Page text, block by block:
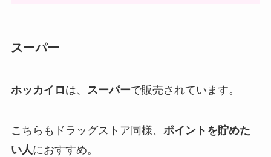
スーパー
ホッカイロは、 スーパーで販売されています。
こちらもドラッグストア同様、 ポイントを貯めた
い人におすすめ。